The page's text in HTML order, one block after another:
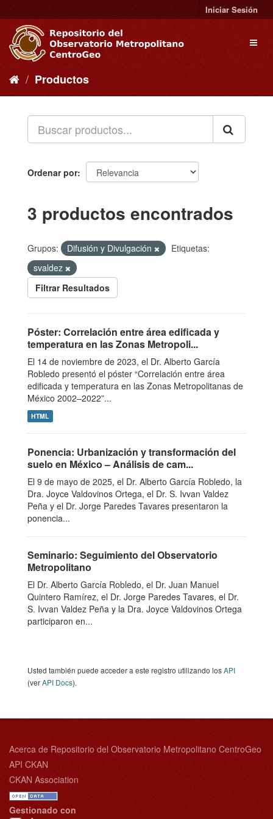
al
contenido
Iniciar Sesión
Productos
Ordenar por
3 productos encontrados
Grupos: Difusión y Divulgación
Etiquetas:
svaldez
Filtrar Resultados
Póster: Correlación entre área edificada y
temperatura en las Zonas Metropoli...
El 14 de noviembre de 2023, el Dr. Alberto García
Robledo presentó el póster “Correlación entre área
edificada y temperatura en las Zonas Metropolitanas de
México 2002–2022”...
HTML
Ponencia: Urbanización y transformación del
suelo en México – Análisis de cam...
El 9 de mayo de 2025, el Dr. Alberto García Robledo, la
Dra. Joyce Valdovinos Ortega, el Dr. S. Ivvan Valdez
Peña y el Dr. Jorge Paredes Tavares presentaron la
ponencia...
Seminario: Seguimiento del Observatorio
Metropolitano
El Dr. Alberto García Robledo, el Dr. Juan Manuel
Quintero Ramírez, el Dr. Jorge Paredes Tavares, el Dr.
S. Ivvan Valdez Peña y la Dra. Joyce Valdovinos Ortega
participaron en...
Usted también puede acceder a este registro utilizando losAPI
(verAPI Docs).
Acerca de Repositorio del Observatorio Metropolitano CentroGeo
API CKAN
CKAN Association
Gestionado con